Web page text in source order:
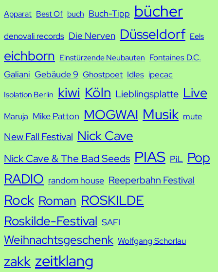
c
Apparat Best Of buch Buch-Tipp bücher
denovali records Die Nerven Düsseldorf Eels
eichborn Einstürzende Neubauten Fontaines D.C.
Galiani Gebäude 9 Ghostpoet Idles ipecac
Isolation Berlin kiwi Köln Lieblingsplatte Live
Maruja Mike Patton MOGWAI Musik mute
New Fall Festival Nick Cave
Nick Cave & The Bad Seeds PIAS PiL Pop
RADIO random house Reeperbahn Festival
Rock Roman ROSKILDE
Roskilde-Festival SAFI
Weihnachtsgeschenk Wolfgang Schorlau
zakk zeitklang